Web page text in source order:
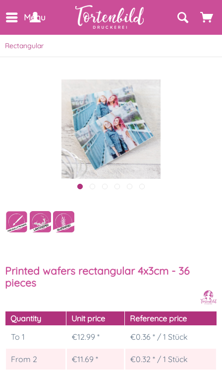
Menu
Rectangular
Printed wafers rectangular 4x3cm - 36
pieces
Quantity Unit price
Reference price
To 1 €12.99 * €0.36 * / 1 Stück
From 2 €11.69 * €0.32 * / 1 Stück